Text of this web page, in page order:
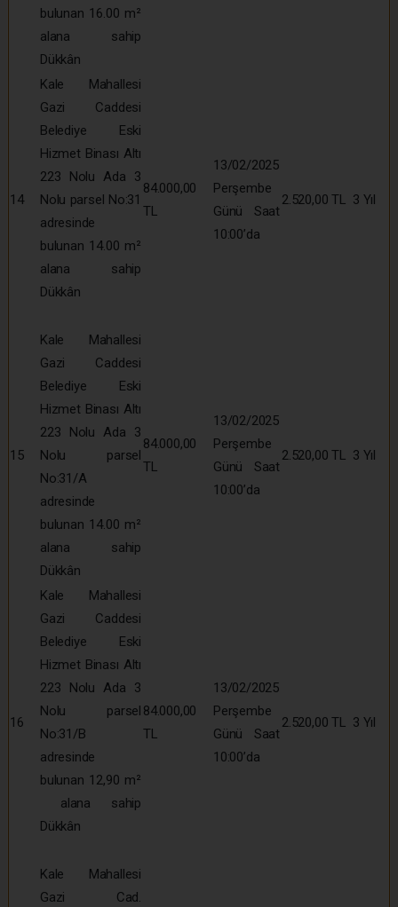
bulunan 16.00 m²
alana sahip
Dükkân
14
Kale Mahallesi
Gazi Caddesi
Belediye Eski
Hizmet Binası Altı
223 Nolu Ada 3
Nolu parsel No:31
adresinde
bulunan 14.00 m²
alana sahip
Dükkân
84.000,00
TL
13/02/2025
Perşembe
Günü Saat
10:00’da
2.520,00 TL 3 Yıl
15
Kale Mahallesi
Gazi Caddesi
Belediye Eski
Hizmet Binası Altı
223 Nolu Ada 3
Nolu parsel
No:31/A
adresinde
bulunan 14.00 m²
alana sahip
Dükkân
84.000,00
TL
13/02/2025
Perşembe
Günü Saat
10:00’da
2.520,00 TL 3 Yıl
16
Kale Mahallesi
Gazi Caddesi
Belediye Eski
Hizmet Binası Altı
223 Nolu Ada 3
Nolu parsel
No:31/B
adresinde
bulunan 12,90 m²
alana sahip
Dükkân
84.000,00
TL
13/02/2025
Perşembe
Günü Saat
10:00’da
2.520,00 TL 3 Yıl
Kale Mahallesi
Gazi Cad.